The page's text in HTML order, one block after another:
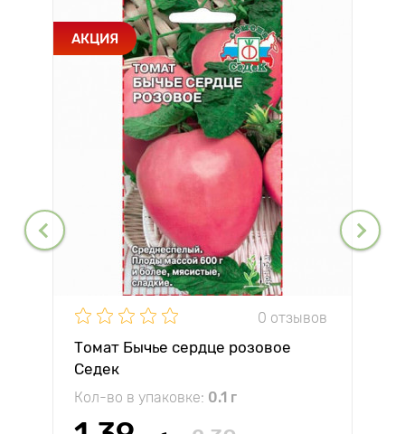
АКЦИЯ
0 отзывов
Томат Бычье сердце розовое
Седек
Кол-во в упаковке: 0.1 г